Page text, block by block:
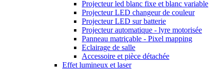
Projecteur led blanc fixe et blanc variable
Projecteur LED changeur de couleur
Projecteur LED sur batterie
Projecteur automatique - lyre motorisée
Panneau matriçable - Pixel mapping
Eclairage de salle
Accessoire et pièce détachée
Effet lumineux et laser